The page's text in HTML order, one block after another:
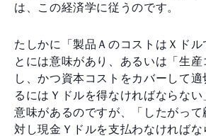
は、この経済学に従うのです。
たしかに「製品ＡのコストはＸドル
とには意味があり、あるいは「生産
し、かつ資本コストをカバーして
るにはＹドルを得なければならな
意味があるのですが、「したがって
対し現金Ｙドルを支払わなければな